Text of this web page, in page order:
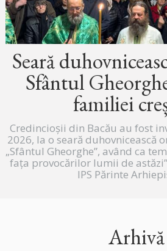
Seară
Sfântul
familiei
Credincioșii din Bacău au fost
2026, la o seară duhovnicească
„Sfântul Gheorghe”, având ca
fața provocărilor lumii de
IPS Părinte
Arhivă